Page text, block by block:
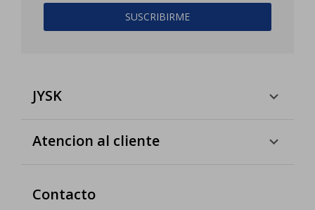
SUSCRIBIRME
JYSK
Atencion al cliente
Contacto